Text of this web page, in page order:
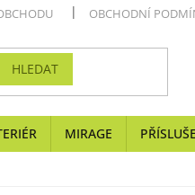
OBCHODNÍ
HLEDAT
MIRAGE